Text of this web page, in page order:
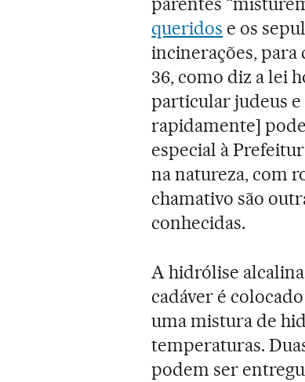
queridos e os
incinerações, para
36, como diz a lei
particular judeus
rapidamente]
especial à
na natureza, com
chamativo são
conhecidas.
A hidrólise
cadáver é
uma mistura de
temperaturas.
podem ser